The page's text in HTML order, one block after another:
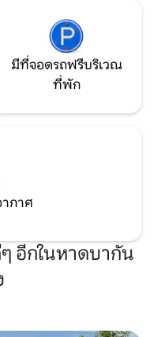
มีที่จอดรถฟรีบริเวณ
ที่พัก
กาศ
อีกในหาดบากัน